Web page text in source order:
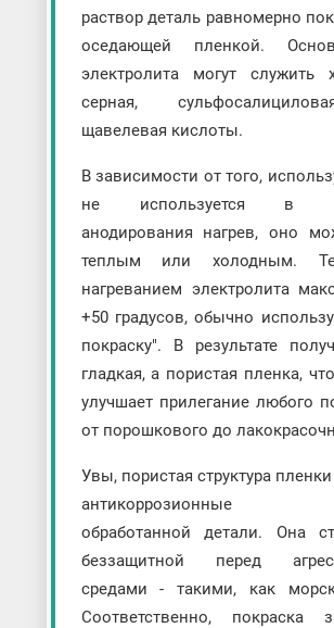
раствор деталь равномерно
оседающей пленкой.
электролита могут служить
серная,
щавелевая кислоты.
В зависимости от того,
не используется в
анодирования нагрев, оно
теплым или холодным.
нагреванием электролита
+50 градусов, обычно
покраску". В результате
гладкая, а пористая пленка,
улучшает прилегание любого
от порошкового до
Увы, пористая структура
антикоррозионные
обработанной детали. Она
беззащитной перед
средами - такими, как
Соответственно, покраска